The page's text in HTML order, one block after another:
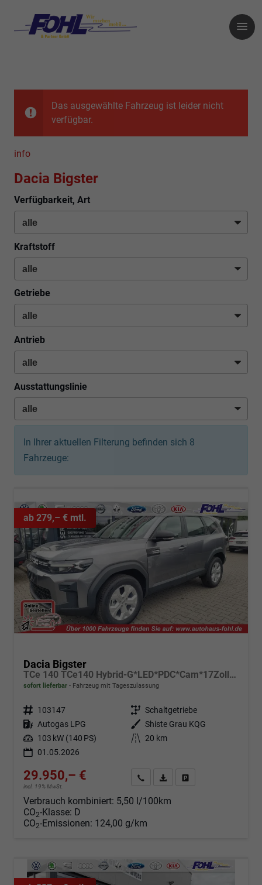
Das ausgewählte Fahrzeug ist leider nicht
verfügbar.
info
Dacia Bigster
Verfügbarkeit, Art
Kraftstoff
Getriebe
Antrieb
Ausstattungslinie
In Ihrer aktuellen Filterung befinden sich 8
Fahrzeuge:
ab 279,– € mtl.
Dacia Bigster
TCe 140 TCe140 Hybrid-G*LED*PDC*Cam*17Zoll*Klima
sofort lieferbar Fahrzeug mit Tageszulassung
Fahrzeugnr. 103147 Getriebe Schaltgetriebe
Kraftstoff Autogas LPG Außenfarbe Shiste Grau KQG
Leistung 103 kW (140 PS) Kilometerstand 20 km
01.05.2026
29.950,– €
incl. 19% MwSt.
Angebot anfordern
Fahrzeugexpose (PDF)
Verbrauch kombiniert: 5,50 l/100km
CO2-Klasse: D
CO2-Emissionen: 124,00 g/km